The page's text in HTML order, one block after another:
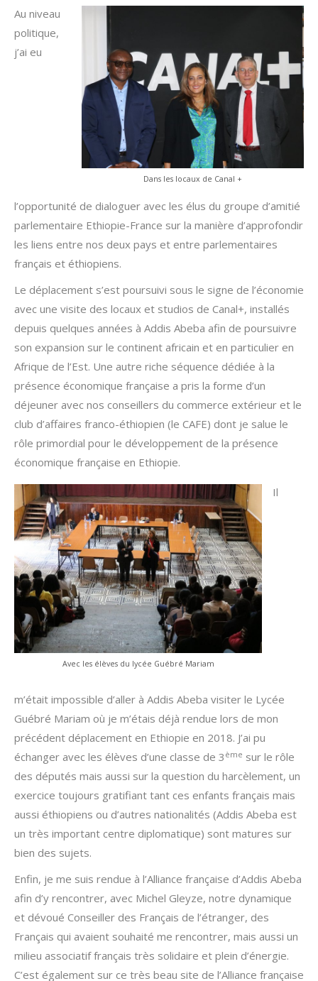
Dans les locaux de Canal +
Au niveau
politique,
j’ai eu
l’opportunité de dialoguer avec les élus du groupe d’amitié
parlementaire Ethiopie-France sur la manière d’approfondir
les liens entre nos deux pays et entre parlementaires
français et éthiopiens.
Le déplacement s’est poursuivi sous le signe de l’économie
avec une visite des locaux et studios de Canal+, installés
depuis quelques années à Addis Abeba afin de poursuivre
son expansion sur le continent africain et en particulier en
Afrique de l’Est. Une autre riche séquence dédiée à la
présence économique française a pris la forme d’un
déjeuner avec nos conseillers du commerce extérieur et le
club d’affaires franco-éthiopien (le CAFE) dont je salue le
rôle primordial pour le développement de la présence
économique française en Ethiopie.
Avec les élèves du lycée Guébré Mariam
Il
m’était impossible d’aller à Addis Abeba visiter le Lycée
Guébré Mariam où je m’étais déjà rendue lors de mon
précédent déplacement en Ethiopie en 2018. J’ai pu
échanger avec les élèves d’une classe de 3 ème sur le rôle
des députés mais aussi sur la question du harcèlement, un
exercice toujours gratifiant tant ces enfants français mais
aussi éthiopiens ou d’autres nationalités (Addis Abeba est
un très important centre diplomatique) sont matures sur
bien des sujets.
Enfin, je me suis rendue à l’Alliance française d’Addis Abeba
afin d’y rencontrer, avec Michel Gleyze, notre dynamique
et dévoué Conseiller des Français de l’étranger, des
Français qui avaient souhaité me rencontrer, mais aussi un
milieu associatif français très solidaire et plein d’énergie.
C’est également sur ce très beau site de l’Alliance française